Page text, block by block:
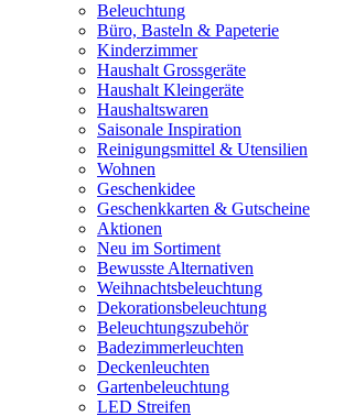
Beleuchtung
Büro, Basteln & Papeterie
Kinderzimmer
Haushalt Grossgeräte
Haushalt Kleingeräte
Haushaltswaren
Saisonale Inspiration
Reinigungsmittel & Utensilien
Wohnen
Geschenkidee
Geschenkkarten & Gutscheine
Aktionen
Neu im Sortiment
Bewusste Alternativen
Weihnachtsbeleuchtung
Dekorationsbeleuchtung
Beleuchtungszubehör
Badezimmerleuchten
Deckenleuchten
Gartenbeleuchtung
LED Streifen